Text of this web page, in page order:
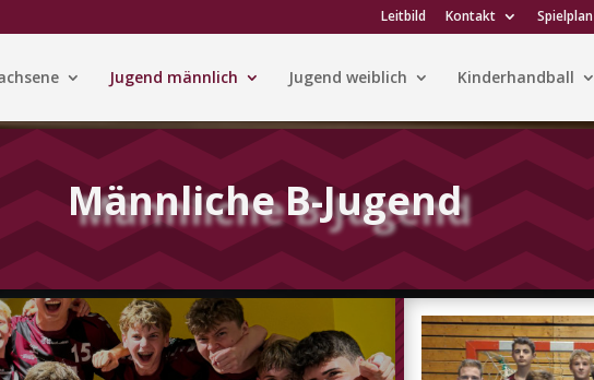
Leitbild Kontakt Spielplan
Jugend männlich Jugend weiblich Kinderhandball
Männliche B-Jugend